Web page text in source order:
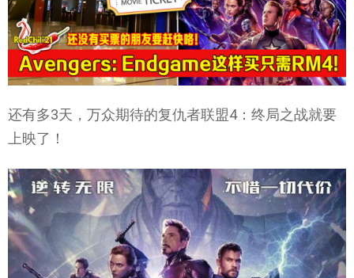
还有多3天，万众期待的复仇者联盟4：终局之战就要
上映了！